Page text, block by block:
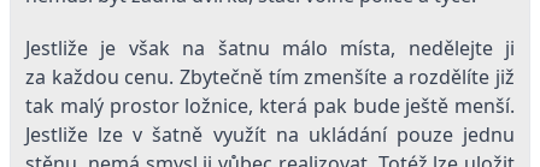
Jestliže je však na šatnu málo místa, nedělejte ji
za každou cenu. Zbytečně tím zmenšíte a rozdělíte již
tak malý prostor ložnice, která pak bude ještě menší.
Jestliže lze v šatně využít na ukládání pouze jednu